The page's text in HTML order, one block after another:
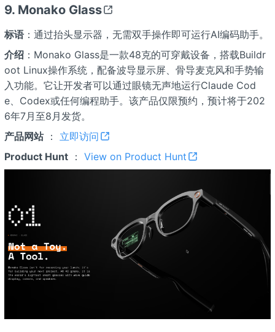
9. Monako Glass
标语：通过抬头显示器，无需双手操作即可运行AI编码助手。
介绍：Monako Glass是一款48克的可穿戴设备，搭载Buildr
oot Linux操作系统，配备波导显示屏、骨导麦克风和手势输
入功能。它让开发者可以通过眼镜无声地运行Claude Cod
e、Codex或任何编程助手。该产品仅限预约，预计将于202
6年7月至8月发货。
产品网站： 立即访问
Product Hunt： View on Product Hunt